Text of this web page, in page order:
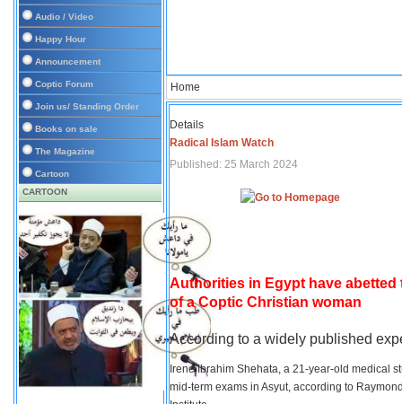
Audio / Video
Happy Hour
Announcement
Coptic Forum
Join us/ Standing Order
Books on sale
The Magazine
Cartoon
CARTOON
Home
Details
Radical Islam Watch
Published: 25 March 2024
Authorities in Egypt have
of a Coptic Christian woman
According to a widely published
Irene Ibrahim Shehata, a 21-year-old medical
mid-term exams in Asyut, according to